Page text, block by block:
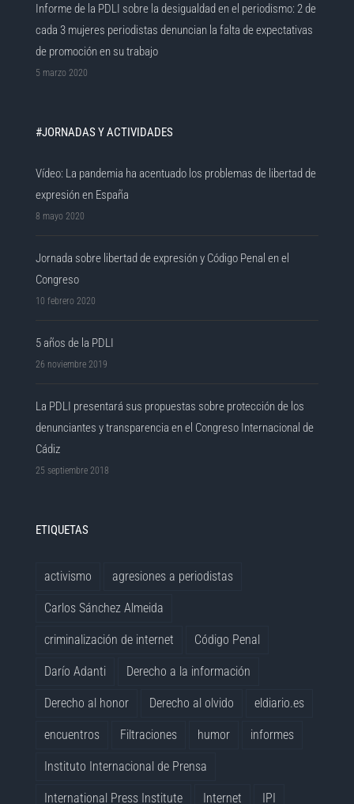
Informe de la PDLI sobre la desigualdad en el periodismo: 2 de
cada 3 mujeres periodistas denuncian la falta de expectativas
de promoción en su trabajo
5 marzo 2020
#JORNADAS Y ACTIVIDADES
Vídeo: La pandemia ha acentuado los problemas de libertad de
expresión en España
8 mayo 2020
Jornada sobre libertad de expresión y Código Penal en el
Congreso
10 febrero 2020
5 años de la PDLI
26 noviembre 2019
La PDLI presentará sus propuestas sobre protección de los
denunciantes y transparencia en el Congreso Internacional de
Cádiz
25 septiembre 2018
ETIQUETAS
activismo agresiones a periodistas
Carlos Sánchez Almeida
criminalización de internet Código Penal
Darío Adanti Derecho a la información
Derecho al honor Derecho al olvido eldiario.es
encuentros Filtraciones humor informes
Instituto Internacional de Prensa
International Press Institute Internet IPI